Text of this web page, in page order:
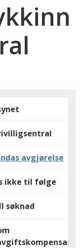
avgjørelse
ikke til følge
søknad